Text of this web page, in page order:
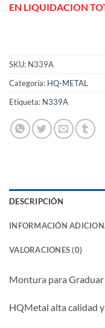
EN LIQUIDACION
SKU: N339A
Categoría: HQ-METAL
Etiqueta: N339A
DESCRIPCIÓN
INFORMACIÓN
VALORACIONES (0)
Montura para Graduar
HQMetal alta calidad